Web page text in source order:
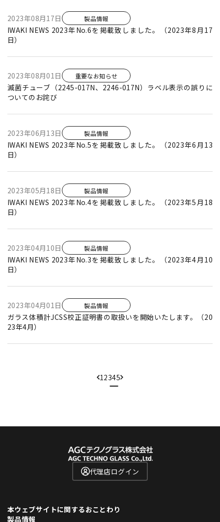
2023年08月17日 製品情報
IWAKI NEWS 2023年No.6を掲載致しました。（2023年8月17
日）
2023年08月01日 重要なお知らせ
滅菌チューブ（2245-017N、2246-017N）ラベル表示の誤りに
ついてのお詫び
2023年06月13日 製品情報
IWAKI NEWS 2023年No.5を掲載致しました。（2023年6月13
日）
2023年05月18日 製品情報
IWAKI NEWS 2023年No.4を掲載致しました。（2023年5月18
日）
2023年04月10日 製品情報
IWAKI NEWS 2023年No.3を掲載致しました。（2023年4月10
日）
2023年04月01日 製品情報
ガラス体積計JCSS校正証明書の取扱いを開始いたします。（20
23年4月）
12345
代理店ログイン
本ウェブサイトに関するおことわり
製品情報